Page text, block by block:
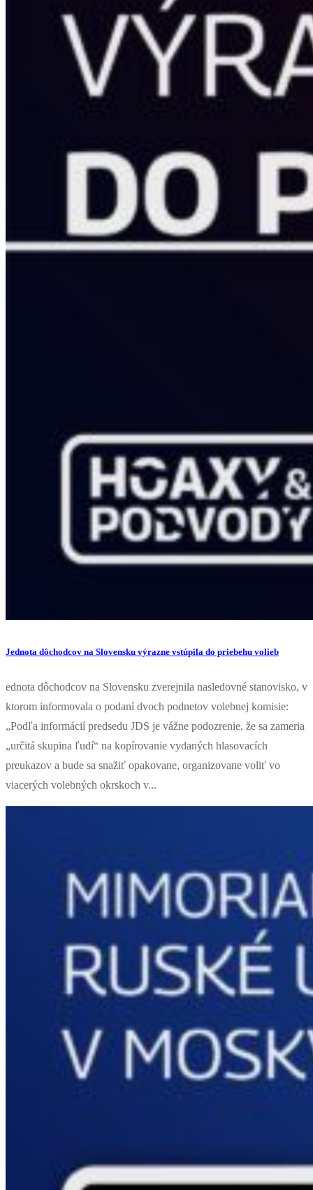
Jednota dôchodcov na Slovensku výrazne vstúpila do priebehu volieb
ednota dôchodcov na Slovensku zverejnila nasledovné stanovisko, v
ktorom informovala o podaní dvoch podnetov volebnej komisie:
„Podľa informácií predsedu JDS je vážne podozrenie, že sa zameria
„určitá skupina ľudí“ na kopírovanie vydaných hlasovacích
preukazov a bude sa snažiť opakovane, organizovane voliť vo
viacerých volebných okrskoch v...